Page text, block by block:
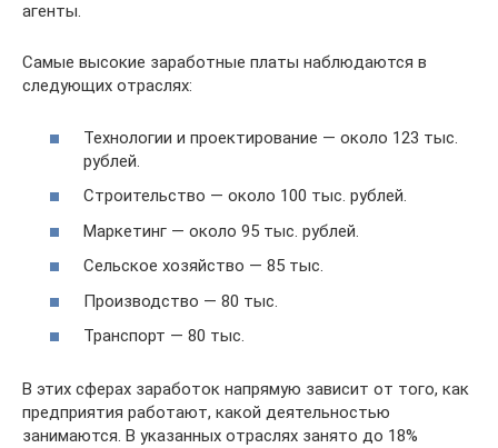
агенты.
Самые высокие заработные платы наблюдаются в
следующих отраслях:
Технологии и проектирование — около 123 тыс.
рублей.
Строительство — около 100 тыс. рублей.
Маркетинг — около 95 тыс. рублей.
Сельское хозяйство — 85 тыс.
Производство — 80 тыс.
Транспорт — 80 тыс.
В этих сферах заработок напрямую зависит от того, как
предприятия работают, какой деятельностью
занимаются. В указанных отраслях занято до 18%